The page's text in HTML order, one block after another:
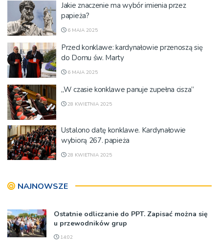
Jakie znaczenie ma wybór imienia przez
papieża?
6 MAJA 2025
Przed konklawe: kardynałowie przenoszą się
do Domu św. Marty
6 MAJA 2025
„W czasie konklawe panuje zupełna cisza”
28 KWIETNIA 2025
Ustalono datę konklawe. Kardynałowie
wybiorą 267. papieża
28 KWIETNIA 2025
NAJNOWSZE
Ostatnie odliczanie do PPT. Zapisać można się
u przewodników grup
14:02